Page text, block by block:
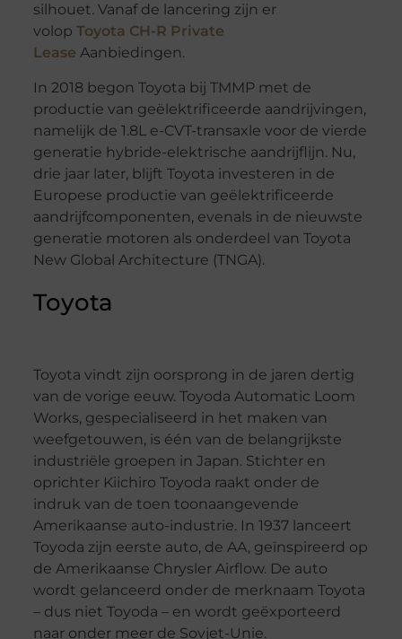
silhouet. Vanaf de lancering zijn er
volop Toyota CH-R Private
Lease Aanbiedingen.
In 2018 begon Toyota bij TMMP met de
productie van geëlektrificeerde aandrijvingen,
namelijk de 1.8L e-CVT-transaxle voor de vierde
generatie hybride-elektrische aandrijflijn. Nu,
drie jaar later, blijft Toyota investeren in de
Europese productie van geëlektrificeerde
aandrijfcomponenten, evenals in de nieuwste
generatie motoren als onderdeel van Toyota
New Global Architecture (TNGA).
Toyota
Toyota vindt zijn oorsprong in de jaren dertig
van de vorige eeuw. Toyoda Automatic Loom
Works, gespecialiseerd in het maken van
weefgetouwen, is één van de belangrijkste
industriële groepen in Japan. Stichter en
oprichter Kiichiro Toyoda raakt onder de
indruk van de toen toonaangevende
Amerikaanse auto-industrie. In 1937 lanceert
Toyoda zijn eerste auto, de AA, geïnspireerd op
de Amerikaanse Chrysler Airflow. De auto
wordt gelanceerd onder de merknaam Toyota
– dus niet Toyoda – en wordt geëxporteerd
naar onder meer de Sovjet-Unie.